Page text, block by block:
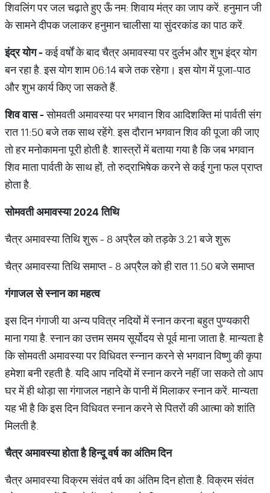
शिवलिंग पर जल चढ़ाते हुए ऊँ नम: शिवाय मंत्र का जाप करें. हनुमान जी
के सामने दीपक जलाकर हनुमान चालीसा या सुंदरकांड का पाठ करें.
इंद्रयोग-कई वर्षों के बाद चैत्र अमावस्या पर दुर्लभ और शुभ इंद्र योग
बन रहा है. इस योग शाम 06:14 बजे तक रहेगा। इस योग में पूजा-पाठ
और शुभ कार्य किए जा सकते हैं.
शिववास-सोमवती अमावस्या पर भगवान शिव आदिशक्ति मां पार्वती संग
रात 11:50 बजे तक साथ रहेंगे. इस दौरान भगवान शिव की पूजा की जाए
तो हर मनोकामना पूरी होती है. शास्त्रों में बताया गया है कि जब भगवान
शिव माता पार्वती के साथ हों, तो रुद्राभिषेक करने से कई गुना फल प्राप्त
होता है.
सोमवतीअमावस्या2024तिथि
चैत्र अमावस्या तिथि शुरू - 8 अप्रैल को तड़के 3.21 बजे शुरू
चैत्र अमावस्या तिथि समाप्त - 8 अप्रैल को ही रात 11.50 बजे समाप्त
गंगाजलसेस्नानकामहत्व
इस दिन गंगाजी या अन्य पवित्र नदियों में स्नान करना बहुत पुण्यकारी
माना गया है. स्नान का उत्तम समय सूर्योदय से पूर्व माना जाता है. मान्यता है
कि सोमवती अमावस्या पर विधिवत स्न्नान करने से भगवान विष्णु की कृपा
हमेशा बनी रहती है. यदि आप नदियों में स्नान करने नहीं जा सकते तो आप
घर में ही थोड़ा सा गंगाजल नहाने के पानी में मिलाकर स्नान करें. मान्यता
यह भी है कि इस दिन विधिवत स्नान करने से पितरों की आत्मा को शांति
मिलती है.
चैत्रअमावस्याहोताहैहिन्दूवर्षकाअंतिमदिन
चैत्र अमावस्या विक्रम संवंत वर्ष का अंतिम दिन होता है. विक्रम संवंत